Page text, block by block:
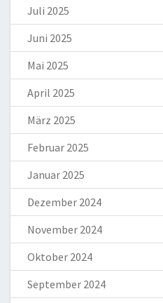
Juli 2025
Juni 2025
Mai 2025
April 2025
März 2025
Februar 2025
Januar 2025
Dezember 2024
November 2024
Oktober 2024
September 2024